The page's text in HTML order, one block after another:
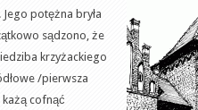
potężna bryła
sądzono, że
krzyżackiego
/pierwsza
cofnąć